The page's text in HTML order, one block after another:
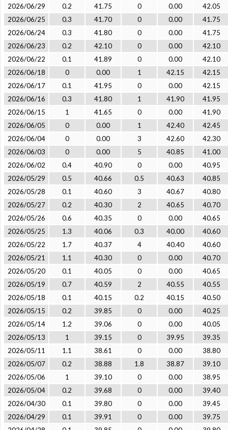
2026/06/29
0.2 41.75 0 0.00
42.05
2026/06/25
0.3 41.70 0 0.00
41.75
2026/06/24
0.3 41.80 0 0.00
41.75
2026/06/23
0.2 42.10 0 0.00
42.10
2026/06/22
0.1 41.89 0 0.00
42.10
2026/06/18
0 0.00 1 42.15
42.15
2026/06/17
0.1 41.95 0 0.00
42.15
2026/06/16
0.3 41.80 1 41.90
41.95
2026/06/15
1 41.65 0 0.00
41.90
2026/06/05
0 0.00 1 42.40
42.45
2026/06/04
0 0.00 3 42.60
42.30
2026/06/03
0 0.00 5 40.85
41.00
2026/06/02
0.4 40.90 0 0.00
40.95
2026/05/29
0.5 40.66 0.5 40.63
40.85
2026/05/28
0.1 40.60 3 40.67
40.80
2026/05/27
0.2 40.30 2 40.65
40.70
2026/05/26
0.6 40.35 0 0.00
40.65
2026/05/25
1.3 40.06 0.3 40.00
40.60
2026/05/22
1.7 40.37 4 40.40
40.60
2026/05/21
1.1 40.30 0 0.00
40.70
2026/05/20
0.1 40.05 0 0.00
40.65
2026/05/19
0.7 40.59 2 40.55
40.55
2026/05/18
0.1 40.15 0.2 40.15
40.50
2026/05/15
0.2 39.85 0 0.00
40.25
2026/05/14
1.2 39.06 0 0.00
40.05
2026/05/13
1 39.15 0 39.95
39.35
2026/05/11
1.1 38.61 0 0.00
38.80
2026/05/07
0.2 38.88 1.8 38.87
39.10
2026/05/06
1 39.10 0 0.00
38.95
2026/05/04
0.2 39.68 0 0.00
39.40
2026/04/30
0.1 39.80 0 0.00
39.45
2026/04/29
0.1 39.91 0 0.00
39.75